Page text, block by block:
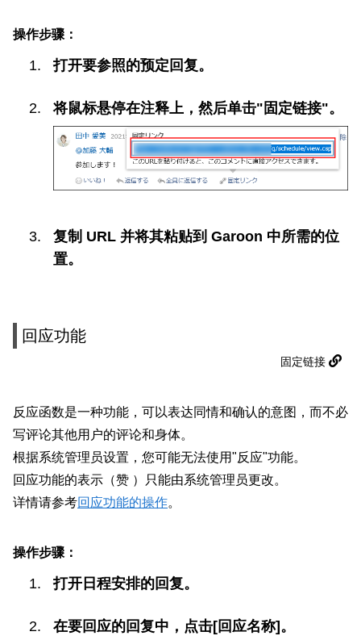
操作步骤：
打开要参照的预定回复。
将鼠标悬停在注释上，然后单击"固定链接"。
复制 URL 并将其粘贴到 Garoon 中所需的位
置。
回应功能
固定链接
反应函数是一种功能，可以表达同情和确认的意图，而不必
写评论其他用户的评论和身体。
根据系统管理员设置，您可能无法使用"反应"功能。
回应功能的表示（赞 ）只能由系统管理员更改。
详情请参考回应功能的操作。
操作步骤：
打开日程安排的回复。
在要回应的回复中，点击[回应名称]。